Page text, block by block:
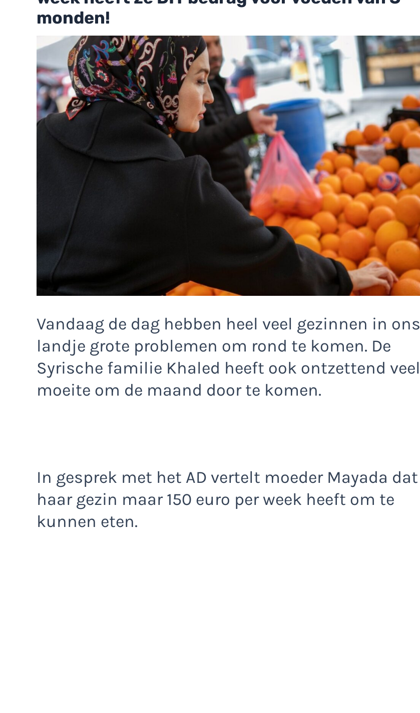
monden!
Vandaag de dag hebben heel veel gezinnen in ons
landje grote problemen om rond te komen. De
Syrische familie Khaled heeft ook ontzettend veel
moeite om de maand door te komen.
In gesprek met het AD vertelt moeder Mayada dat
haar gezin maar 150 euro per week heeft om te
kunnen eten.